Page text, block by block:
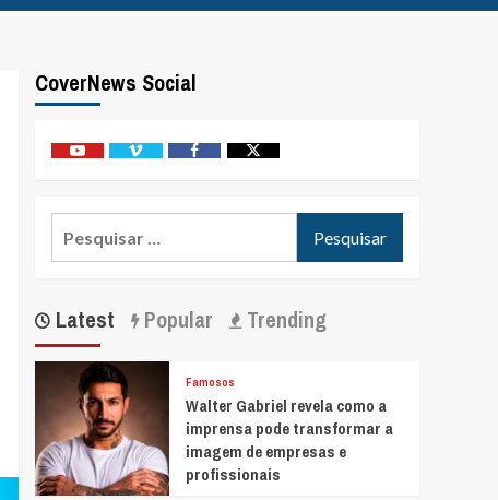
CoverNews Social
YoutubeVimeo FacebookTwitter
Latest Popular Trending
Famosos
Walter Gabriel revela como a
imprensa pode transformar a
imagem de empresas e
profissionais